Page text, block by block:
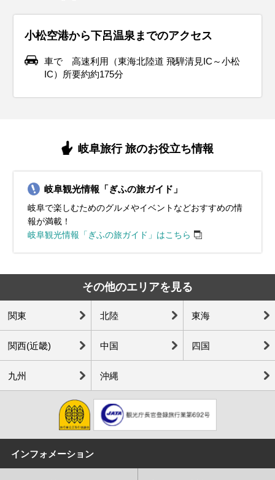
小松空港から下呂温泉までのアクセス
車で 高速利用（東海北陸道 飛騨清見IC～小松
IC）所要約約175分
岐阜旅行 旅のお役立ち情報
岐阜観光情報「ぎふの旅ガイド」
岐阜で楽しむためのグルメやイベントなどおすすめの情
報が満載！
岐阜観光情報「ぎふの旅ガイド」はこちら
その他のエリアを見る
関東 北陸 東海
関西(近畿) 中国 四国
九州 沖縄
インフォメーション